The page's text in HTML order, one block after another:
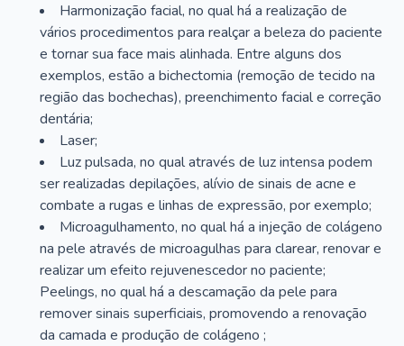
Harmonização facial, no qual há a realização de
vários procedimentos para realçar a beleza do paciente
e tornar sua face mais alinhada. Entre alguns dos
exemplos, estão a bichectomia (remoção de tecido na
região das bochechas), preenchimento facial e correção
dentária;
Laser;
Luz pulsada, no qual através de luz intensa podem
ser realizadas depilações, alívio de sinais de acne e
combate a rugas e linhas de expressão, por exemplo;
Microagulhamento, no qual há a injeção de colágeno
na pele através de microagulhas para clarear, renovar e
realizar um efeito rejuvenescedor no paciente;
Peelings, no qual há a descamação da pele para
remover sinais superficiais, promovendo a renovação
da camada e produção de colágeno ;